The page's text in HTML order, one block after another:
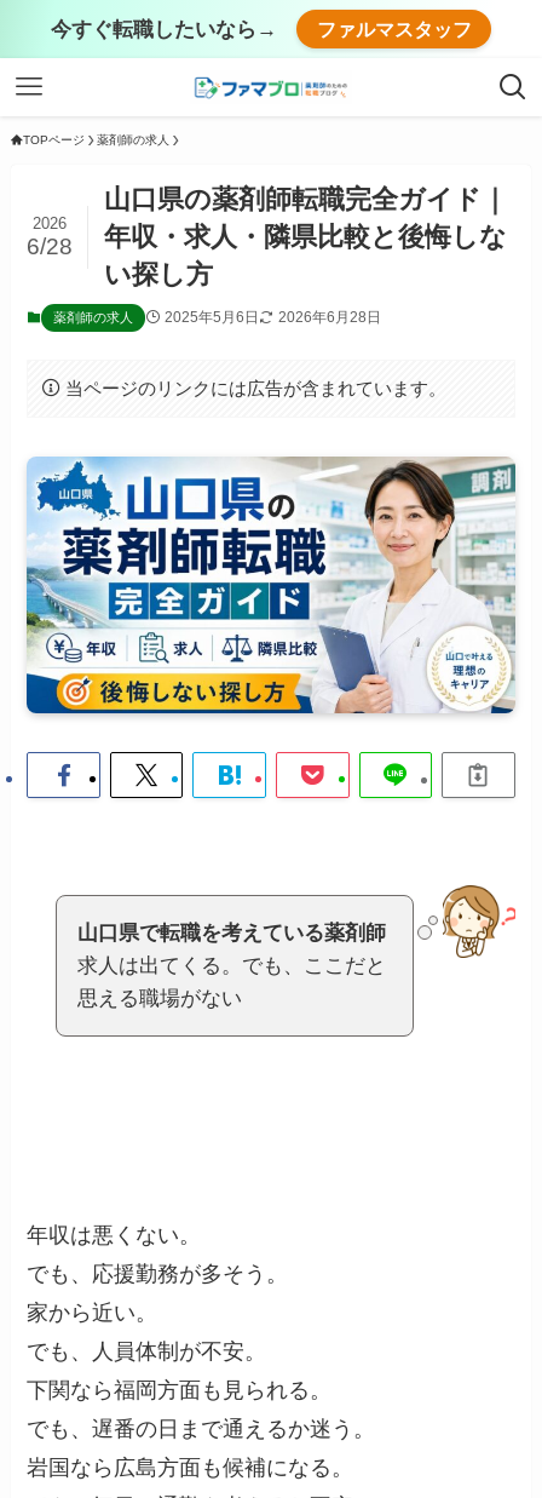
今すぐ転職したいなら→ ファルマスタッフ
TOPページ 薬剤師の求人
山口県の薬剤師転職完全ガイド｜
年収・求人・隣県比較と後悔しな
い探し方
2026
6/28
薬剤師の求人 2025年5月6日 2026年6月28日
当ページのリンクには広告が含まれています。
山口県で転職を考えている薬剤師
求人は出てくる。でも、ここだと
思える職場がない
年収は悪くない。
でも、応援勤務が多そう。
家から近い。
でも、人員体制が不安。
下関なら福岡方面も見られる。
でも、遅番の日まで通えるか迷う。
岩国なら広島方面も候補になる。